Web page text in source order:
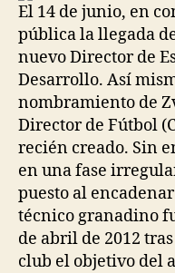
El 14 de junio, en
pública la llegada
nuevo Director de
Desarrollo. Así
nombramiento de
Director de Fútbol
recién creado. Sin
en una fase
puesto al
técnico granadino
de abril de 2012
club el objetivo del